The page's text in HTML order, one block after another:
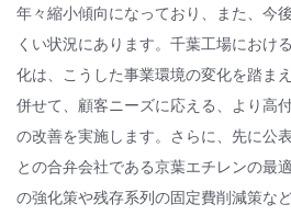
年々縮小傾向になっており、また、今
くい状況にあります。千葉工場におけ
化は、こうした事業環境の変化を踏ま
併せて、顧客ニーズに応える、より高
の改善を実施します。さらに、先に公
との合弁会社である京葉エチレンの最
の強化策や残存系列の固定費削減策な